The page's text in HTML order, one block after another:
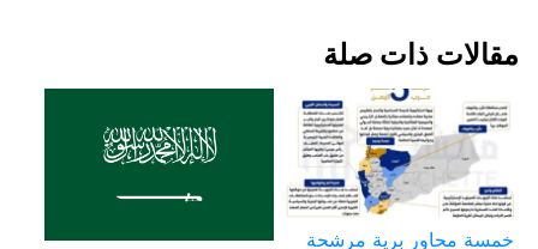
مقالات ذات صلة
خمسة محاور برية مرشحة